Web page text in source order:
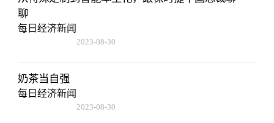
聊
每日经济新闻
2023-08-30
奶茶当自强
每日经济新闻
2023-08-30